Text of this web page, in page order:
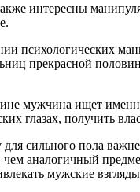
интересны
психологических
прекрасной
мужчина ищет
глазах, получить
для сильного пола
аналогичный
мужские